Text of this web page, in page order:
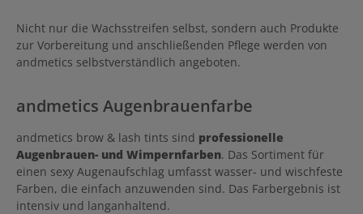
Nicht nur die Wachsstreifen selbst, sondern auch Produkte
zur Vorbereitung und anschließenden Pflege werden von
andmetics selbstverständlich angeboten.
andmetics Augenbrauenfarbe
andmetics brow & lash tints sind professionelle
Augenbrauen- und Wimpernfarben. Das Sortiment für
einen sexy Augenaufschlag umfasst wasser- und wischfeste
Farben, die einfach anzuwenden sind. Das Farbergebnis ist
intensiv und langanhaltend.